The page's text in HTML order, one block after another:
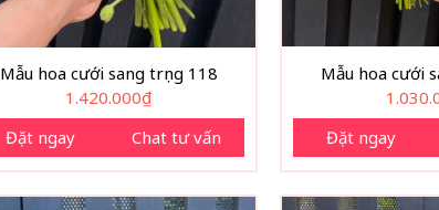
Mẫu hoa cưới sang trọng 118
1.420.000₫
Đặt ngay
Chat tư vấn
Mẫu hoa cưới
Đặt ngay